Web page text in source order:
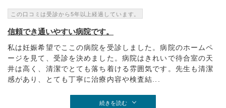
この口コミは受診から5年以上経過しています。
信頼でき通いやすい病院です。
私は妊娠希望でここの病院を受診しました。病院のホームペ
ージを見て、受診を決めました。病院はきれいで待合室の天
井は高く、清潔でとても落ち着ける雰囲気です。先生も清潔
感があり、とても丁寧に治療内容や検査結...
続きを読む